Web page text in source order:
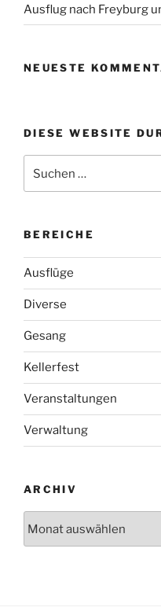
Ausflug nach Freyburg
NEUESTE
DIESE WEBSITE
nach:
BEREICHE
Ausflüge
Diverse
Gesang
Kellerfest
Veranstaltungen
Verwaltung
ARCHIV